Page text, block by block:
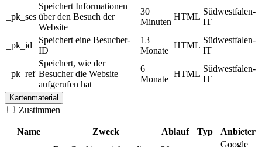
_pk_ses
Speichert Informationen
über den Besuch der
Website
30
Minuten
HTML
Südwestfalen-
IT
_pk_id
Speichert eine Besucher-
ID
13
Monate
HTML
Südwestfalen-
IT
_pk_ref
Speichert, wie der
Besucher die Website
aufgerufen hat
6
Monate
HTML
Südwestfalen-
IT
Kartenmaterial
Zustimmen
Name Zweck Ablauf Typ
Anbieter
Google